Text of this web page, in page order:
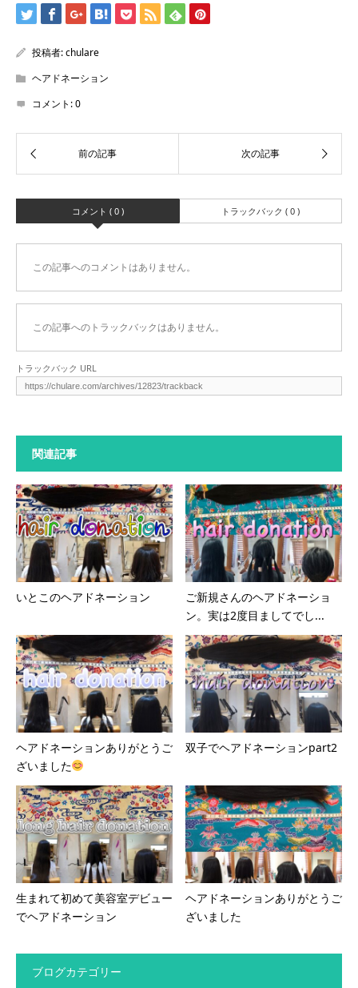
投稿者:chulare
ヘアドネーション
コメント:0
コメント ( 0 ) トラックバック ( 0 )
この記事へのコメントはありません。
この記事へのトラックバックはありません。
トラックバック URL
関連記事
いとこのヘアドネーション
ご新規さんのヘアドネーショ
ン。実は2度目ましてでし...
ヘアドネーションありがとうご
ざいました
双子でヘアドネーションpart2
生まれて初めて美容室デビュー
でヘアドネーション
ヘアドネーションありがとうご
ざいました
ブログカテゴリー